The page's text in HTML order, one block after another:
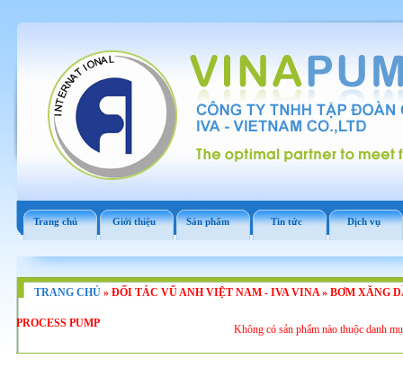
Trang chủ Giới thiệu Sản phẩm Tin tức Dịch vụ
TRANG CHỦ» ĐỐI TÁC VŨ ANH VIỆT NAM - IVA VINA» BƠM XĂNG
PROCESS PUMP Không có sản phẩm nào thuộc danh